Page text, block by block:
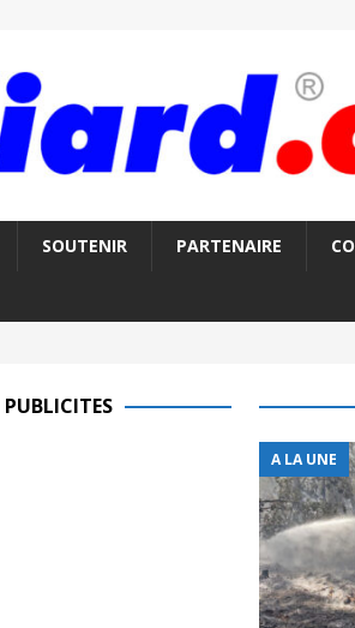
SOUTENIR PARTENAIRE
PUBLICITES
A LA UNE